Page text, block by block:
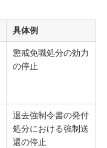
具体例
懲戒免職処分の効力
の停止
退去強制令書の発付
処分における強制送
還の停止